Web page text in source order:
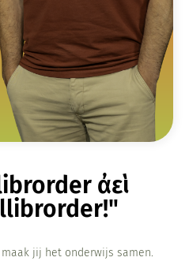
ἀεὶ
jij het onderwijs samen.